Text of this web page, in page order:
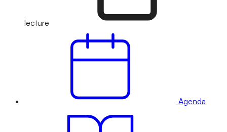
lecture
Agenda